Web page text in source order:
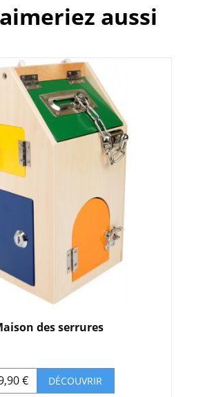
aussi
des serrures
€ DÉCOUVRIR